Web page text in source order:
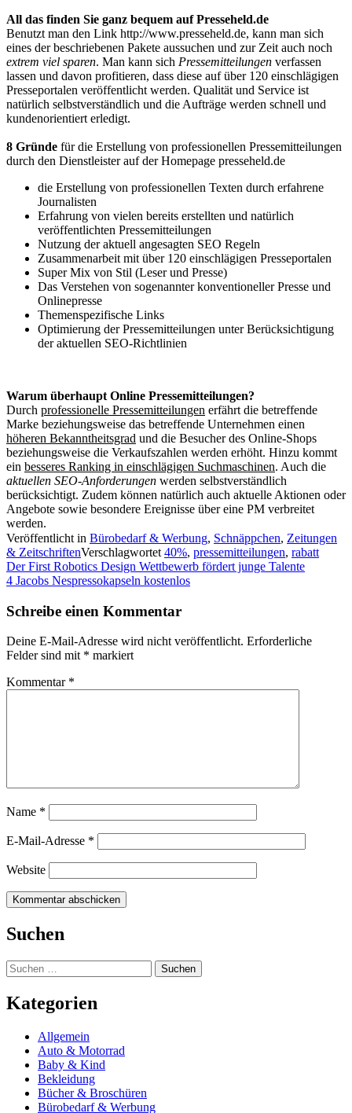
All das finden Sie ganz bequem auf Presseheld.de
Benutzt man den Link http://www.presseheld.de, kann man sich
eines der beschriebenen Pakete aussuchen und zur Zeit auch noch
extrem viel sparen. Man kann sich Pressemitteilungen verfassen
lassen und davon profitieren, dass diese auf über 120 einschlägigen
Presseportalen veröffentlicht werden. Qualität und Service ist
natürlich selbstverständlich und die Aufträge werden schnell und
kundenorientiert erledigt.
8 Gründe für die Erstellung von professionellen Pressemitteilungen
durch den Dienstleister auf der Homepage presseheld.de
die Erstellung von professionellen Texten durch erfahrene
Journalisten
Erfahrung von vielen bereits erstellten und natürlich
veröffentlichten Pressemitteilungen
Nutzung der aktuell angesagten SEO Regeln
Zusammenarbeit mit über 120 einschlägigen Presseportalen
Super Mix von Stil (Leser und Presse)
Das Verstehen von sogenannter konventioneller Presse und
Onlinepresse
Themenspezifische Links
Optimierung der Pressemitteilungen unter Berücksichtigung
der aktuellen SEO-Richtlinien
Warum überhaupt Online Pressemitteilungen?
Durch professionelle Pressemitteilungen erfährt die betreffende
Marke beziehungsweise das betreffende Unternehmen einen
höheren Bekanntheitsgrad und die Besucher des Online-Shops
beziehungsweise die Verkaufszahlen werden erhöht. Hinzu kommt
ein besseres Ranking in einschlägigen Suchmaschinen. Auch die
aktuellen SEO-Anforderungen werden selbstverständlich
berücksichtigt. Zudem können natürlich auch aktuelle Aktionen oder
Angebote sowie besondere Ereignisse über eine PM verbreitet
werden.
Veröffentlicht in Bürobedarf & Werbung, Schnäppchen, Zeitungen
& ZeitschriftenVerschlagwortet 40%, pressemitteilungen, rabatt
Beitragsnavigation
Der First Robotics Design Wettbewerb fördert junge Talente
4 Jacobs Nespressokapseln kostenlos
Schreibe einen Kommentar
Deine E-Mail-Adresse wird nicht veröffentlicht. Erforderliche
Felder sind mit * markiert
Kommentar *
Name *
E-Mail-Adresse *
Website
Suchen
Suchen
nach:
Kategorien
Allgemein
Auto & Motorrad
Baby & Kind
Bekleidung
Bücher & Broschüren
Bürobedarf & Werbung